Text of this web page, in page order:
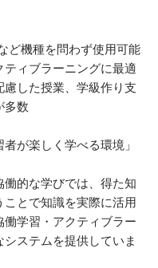
ど機種を問わず使用可能
ィブラーニングに最適
した授業、学級作り支
多数
が楽しく学べる環境」
的な学びでは、得た知
とで知識を実際に活用
学習・アクティブラー
ステムを提供していま